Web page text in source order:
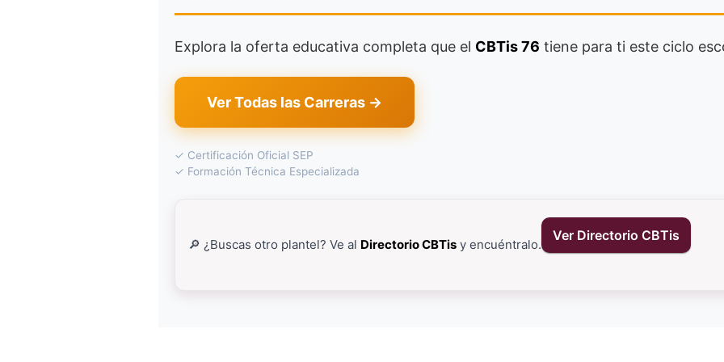
Explora la oferta educativa completa que el CBTis 76 tiene para ti este ciclo
Ver Todas las Carreras →
✓ Certificación Oficial SEP
✓ Formación Técnica Especializada
🔎 ¿Buscas otro plantel? Ve al Directorio CBTis y encuéntralo.
Ver Directorio CBTis